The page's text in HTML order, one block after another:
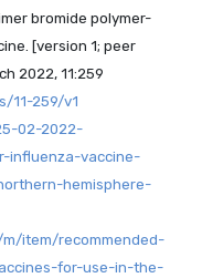
bromide polymer-
[version 1; peer
2022, 11:259
11-259/v1
02-2022-
influenza-vaccine-
hemisphere-
item/recommended-
for-use-in-the-